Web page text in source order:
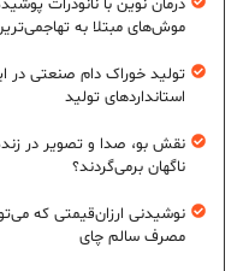
موش‌های مبتلا به
تولید خوراک دام صنعتی در
استانداردهای تولید
نقش بو، صدا و تصویر در
ناگهان برمی‌گردند؟
نوشیدنی ارزان‌قیمتی که
مصرف سالم چای